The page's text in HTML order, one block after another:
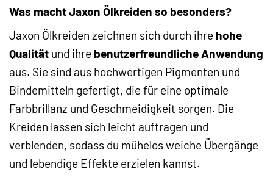
Was macht Jaxon Ölkreiden so besonders?
Jaxon Ölkreiden zeichnen sich durch ihre hohe
Qualität und ihre benutzerfreundliche Anwendung
aus. Sie sind aus hochwertigen Pigmenten und
Bindemitteln gefertigt, die für eine optimale
Farbbrillanz und Geschmeidigkeit sorgen. Die
Kreiden lassen sich leicht auftragen und
verblenden, sodass du mühelos weiche Übergänge
und lebendige Effekte erzielen kannst.